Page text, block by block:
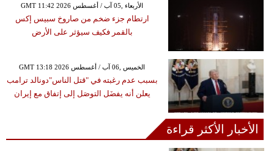
GMT 11:42 2026 الأربعاء ,05 آب / أغسطس
ارتطام جزء ضخم من صاروخ سبيس إكس
بالقمر فكيف سيؤثر على الأرض
GMT 13:18 2026 الخميس ,06 آب / أغسطس
بسبب عدم رغبته في "قتل الناس"دونالد ترامب
يعلن أنه يفضَل التوصَل إلى إتفاق مع إيران
الأخبار الأكثر قراءة